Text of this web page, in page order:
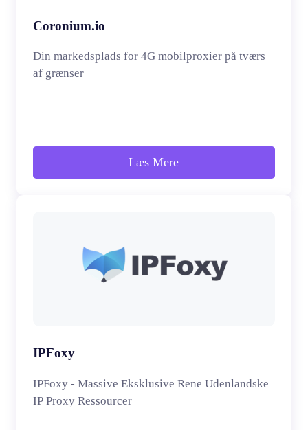
Coronium.io
Din markedsplads for 4G mobilproxier på tværs
af grænser
Læs Mere
IPFoxy
IPFoxy - Massive Eksklusive Rene Udenlandske
IP Proxy Ressourcer